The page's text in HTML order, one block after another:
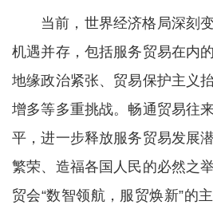
当前，世界经济格局深刻
机遇并存，包括服务贸易在内
地缘政治紧张、贸易保护主义
增多等多重挑战。畅通贸易往
平，进一步释放服务贸易发展
繁荣、造福各国人民的必然之
贸会“数智领航，服贸焕新”的